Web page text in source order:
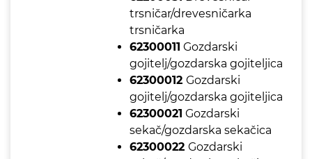
trsničar/drevesničarka
trsničarka
62300011 Gozdarski
gojitelj/gozdarska gojiteljica
62300012 Gozdarski
gojitelj/gozdarska gojiteljica
62300021 Gozdarski
sekač/gozdarska sekačica
62300022 Gozdarski